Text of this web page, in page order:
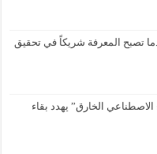
تصبح المعرفة شريكاً في تحقيق
الخارق” يهدد بقاء